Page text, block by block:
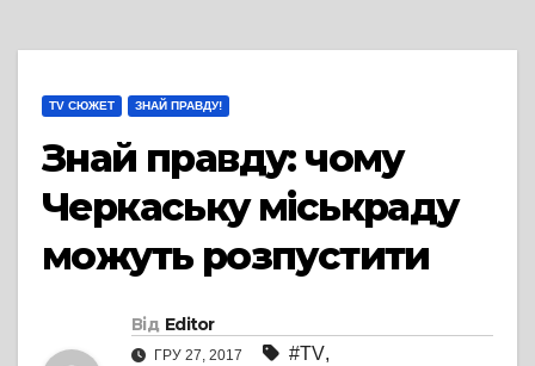
TV СЮЖЕТ ЗНАЙ ПРАВДУ!
Знай правду: чому
Черкаську міськраду
можуть розпустити
Від Editor
ГРУ 27, 2017 #TV,